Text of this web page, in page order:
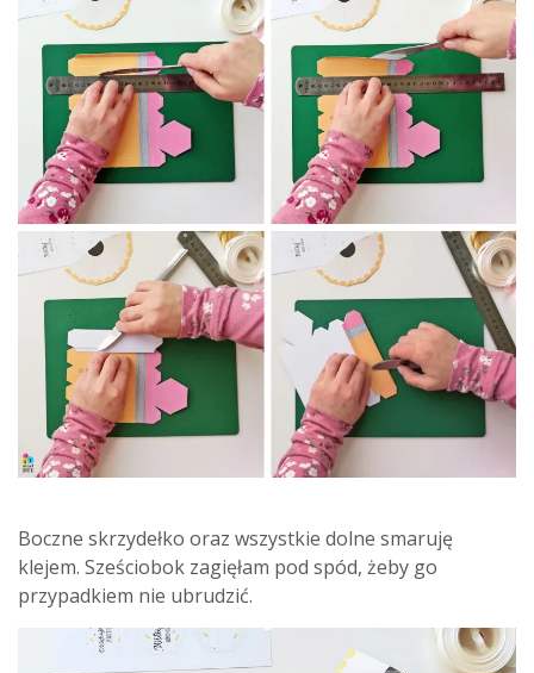
Boczne skrzydełko oraz wszystkie dolne smaruję
klejem. Sześciobok zagięłam pod spód, żeby go
przypadkiem nie ubrudzić.